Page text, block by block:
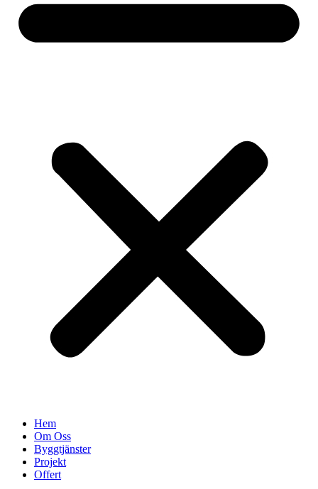
Hem
Om Oss
Byggtjänster
Projekt
Offert